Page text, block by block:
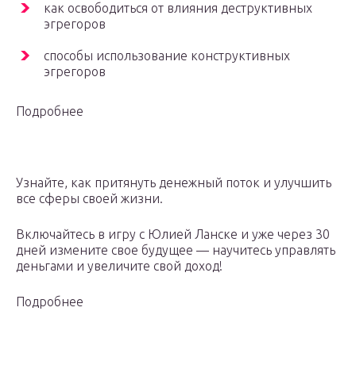
как освободиться от влияния деструктивных
эгрегоров
способы использование конструктивных
эгрегоров
Подробнее
Узнайте, как притянуть денежный поток и улучшить
все сферы своей жизни.
Включайтесь в игру с Юлией Ланске и уже через 30
дней измените свое будущее — научитесь управлять
деньгами и увеличите свой доход!
Подробнее